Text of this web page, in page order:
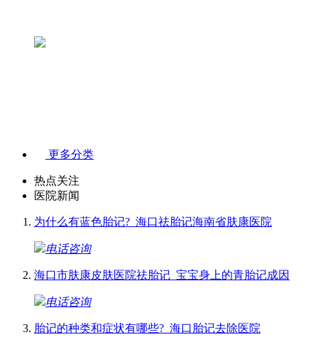
更多分类
热点关注
医院新闻
为什么有蓝色胎记?_海口祛胎记海南省肤康医院
电话咨询
海口市肤康皮肤医院祛胎记_宝宝身上的青胎记成因
电话咨询
胎记的种类和症状有哪些?_海口胎记去除医院